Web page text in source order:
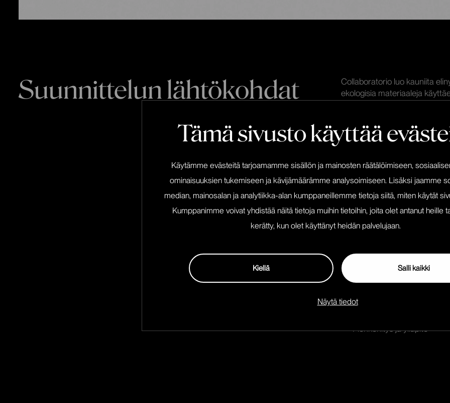
Tämä sivusto käyttää
Käytämme evästeitä tarjoamamme sisällön ja mainosten räätälöimiseen,
ominaisuuksien tukemiseen ja kävijämäärämme analysoimiseen. Lisäksi jaamme
median, mainosalan ja analytiikka-alan kumppaneillemme tietoja siitä, miten käytät
Kumppanimme voivat yhdistää näitä tietoja muihin tietoihin, joita olet antanut heille
kerätty, kun olet käyttänyt heidän palvelujaan.
Kiellä Salli kaikki
Näytä tiedot
Suunnittelun lähtökohdat
Collaboratorio luo kauniita
ekologisia materiaaleja
Collaboratorion
Autoimme Collaboratoriota
galleriana vaikuttaville
osalta pääosaan, vaan
puolestaan.
Pienkehitys ja ylläpito